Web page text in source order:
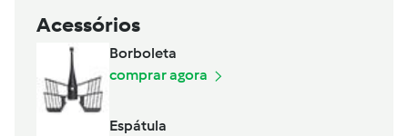
Acessórios
Borboleta
comprar agora
Espátula